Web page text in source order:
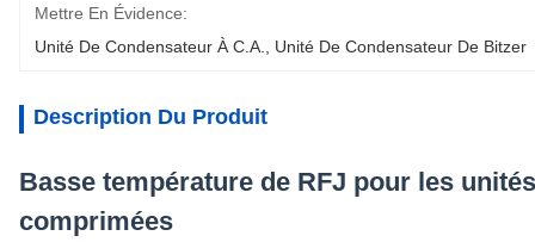
Mettre En Évidence:
Unité De Condensateur À C.A.
Unité De Condensateur De Bitzer
Description Du Produit
Basse température de RFJ pour les
comprimées